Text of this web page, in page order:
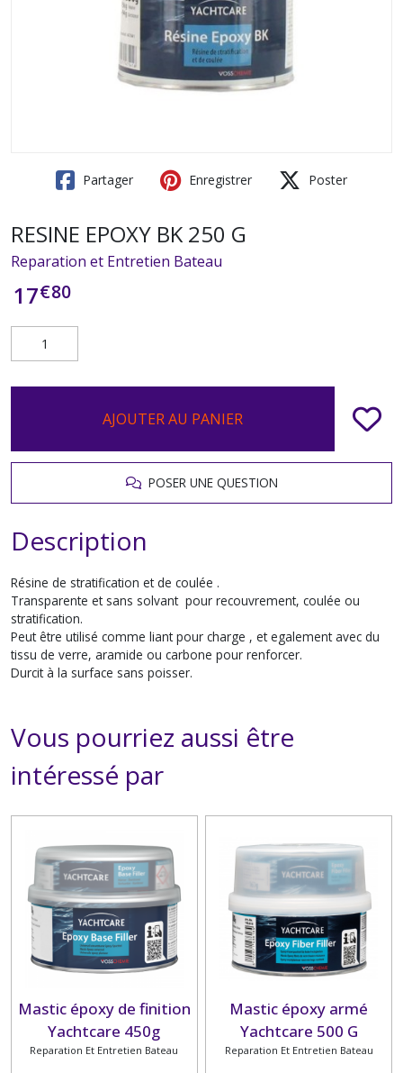
Partager Enregistrer Poster
RESINE EPOXY BK 250 G
Reparation et Entretien Bateau
17€80
AJOUTER AU PANIER
POSER UNE QUESTION
Description
Résine de stratification et de coulée .
Transparente et sans solvant pour recouvrement, coulée ou
stratification.
Peut être utilisé comme liant pour charge , et egalement avec du
tissu de verre, aramide ou carbone pour renforcer.
Durcit à la surface sans poisser.
Vous pourriez aussi être
intéressé par
Mastic époxy de finition
Yachtcare 450g
Reparation Et Entretien Bateau
Mastic époxy armé
Yachtcare 500 G
Reparation Et Entretien Bateau